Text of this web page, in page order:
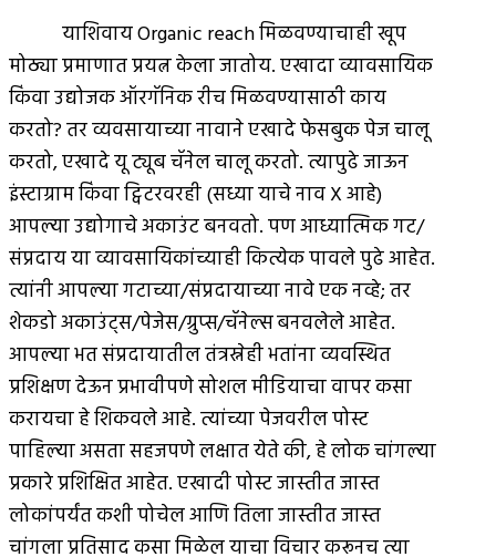
याशिवाय Organic reach मिळवण्याचाही खूप
मोठ्या प्रमाणात प्रयत्न केला जातोय. एखादा व्यावसायिक
किंवा उद्योजक ऑरगॅनिक रीच मिळवण्यासाठी काय
करतो? तर व्यवसायाच्या नावाने एखादे फेसबुक पेज चालू
करतो, एखादे यू ट्यूब चॅनेल चालू करतो. त्यापुढे जाऊन
इंस्टाग्राम किंवा ट्विटरवरही (सध्या याचे नाव X आहे)
आपल्या उद्योगाचे अकाउंट बनवतो. पण आध्यात्मिक गट/
संप्रदाय या व्यावसायिकांच्याही कित्येक पावले पुढे आहेत.
त्यांनी आपल्या गटाच्या/संप्रदायाच्या नावे एक नव्हे; तर
शेकडो अकाउंट्स/पेजेस/ग्रुप्स/चॅनेल्स बनवलेले आहेत.
आपल्या भत संप्रदायातील तंत्रस्नेही भतांना व्यवस्थित
प्रशिक्षण देऊन प्रभावीपणे सोशल मीडियाचा वापर कसा
करायचा हे शिकवले आहे. त्यांच्या पेजवरील पोस्ट
पाहिल्या असता सहजपणे लक्षात येते की, हे लोक चांगल्या
प्रकारे प्रशिक्षित आहेत. एखादी पोस्ट जास्तीत जास्त
लोकांपर्यंत कशी पोचेल आणि तिला जास्तीत जास्त
चांगला प्रतिसाद कसा मिळेल याचा विचार करूनच त्या